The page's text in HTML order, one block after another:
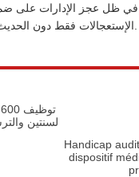
في ظل عجز الإدارات على
لسنتين
Handicap
dispositif